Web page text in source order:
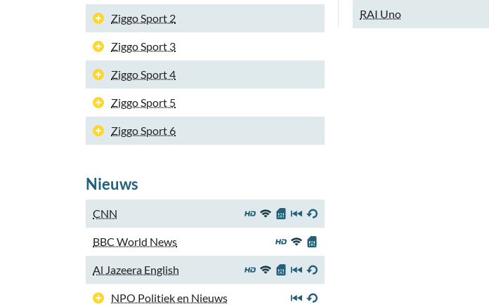
Ziggo Sport 2
Ziggo Sport 3
Ziggo Sport 4
Ziggo Sport 5
Ziggo Sport 6
Nieuws
CNN
BBC World News
Al Jazeera English
NPO Politiek en Nieuws
RAI Uno